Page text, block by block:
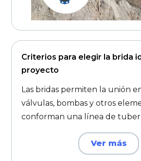
Criterios para elegir la brida
proyecto
Las bridas permiten la unión
válvulas, bombas y otros
conforman una línea de
Ver más